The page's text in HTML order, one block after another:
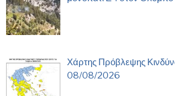
Χάρτης Πρόβλεψης
08/08/2026